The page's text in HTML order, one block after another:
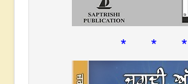
* * *